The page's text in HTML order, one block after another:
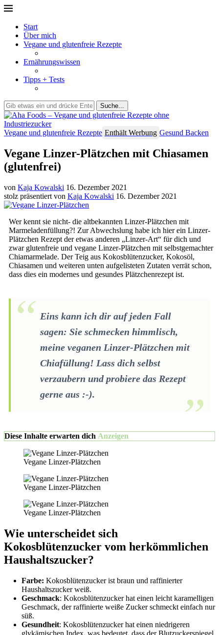
Start
Über mich
Vegane und glutenfreie Rezepte
Ernährungswissen
Tipps + Tests
Suche...
Vegane und glutenfreie Rezepte Enthält Werbung Gesund Backen
Vegane Linzer-Plätzchen mit Chiasamen
(glutenfrei)
von Kaja Kowalski 16. Dezember 2021
stolz präsentiert von Kaja Kowalski 16. Dezember 2021
Wer kennt sie nicht- die altbekannten Linzer-Plätzchen mit
Marmeladenfüllung?! Zur Abwechslung habe ich hier ein Linzer-
Plätzchen Rezept der etwas anderen „Linzer-Art“ für dich und
zwar glutenfreie und vegane Linzer-Plätzchen mit selbstgemachter
Chiamarmelade. Der Teig aus Kokosblütenzucker, Kokosöl,
Chiasamen und weiteren unten aufgelisteten Zutaten verrät schon,
dass dies ein modernes und gesundes Plätzchenrezept ist.
Eins kann ich dir auf jeden Fall
sagen: Sie schmecken himmlisch,
meine veganen Linzer-Plätzchen mit
Chiafüllung! Lass dich selbst
verzaubern und probiere das Rezept
gerne aus :-).
Diese Inhalte erwarten dich Anzeigen
Vegane Linzer-Plätzchen
Vegane Linzer-Plätzchen
Vegane Linzer-Plätzchen
Wie unterscheidet sich
Kokosblütenzucker vom herkömmlichen
Haushaltszucker?
Farbe: Kokosblütenzucker ist braun und raffinierter
Haushaltszucker weiß.
Geschmack: Kokosblütenzucker hat einen leicht karamelligen
Geschmack, der raffinierte weiße Zucker schmeckt einfach nur
süß.
Gesundheit: Kokosblütenzucker hat einen niedrigeren
glykämischen Index, was bedeutet, dass der Blutzuckerspiegel